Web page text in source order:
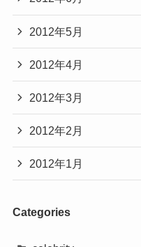
2012年5月
2012年4月
2012年3月
2012年2月
2012年1月
Categories